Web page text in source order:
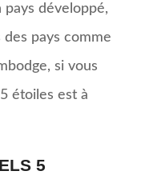
pays développé,
des pays comme
si vous
étoiles est à
5